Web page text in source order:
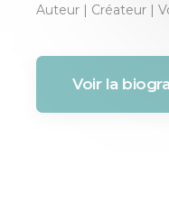
Auteur | Créateur |
Voir la